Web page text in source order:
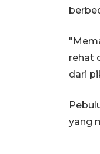
rehat
dari
yang